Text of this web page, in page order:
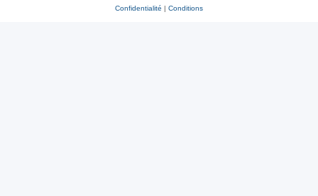
Confidentialité | Conditions